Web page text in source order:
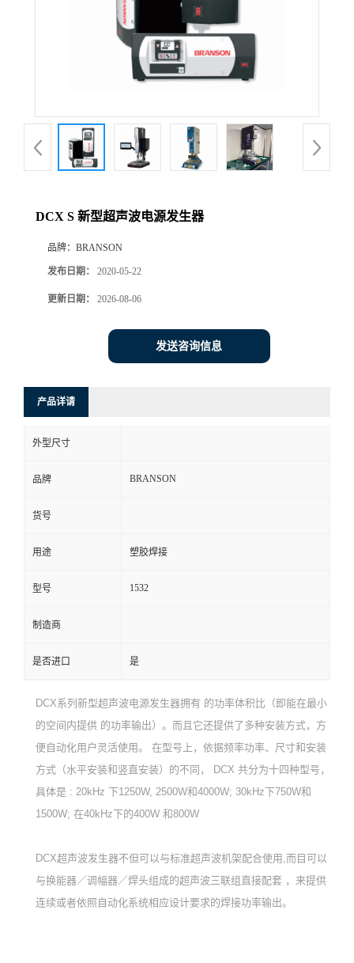
DCX S 新型超声波电源发生器
品牌： BRANSON
发布日期： 2020-05-22
更新日期： 2026-08-06
发送咨询信息
产品详请
外型尺寸
品牌 BRANSON
货号
用途 塑胶焊接
型号 1532
制造商
是否进口 是
DCX系列新型超声波电源发生器拥有 的功率体积比（即能在最小
的空间内提供 的功率输出）。而且它还提供了多种安装方式，方
便自动化用户灵活使用。 在型号上，依据频率功率、尺寸和安装
方式（水平安装和竖直安装）的不同， DCX 共分为十四种型号，
具体是 : 20kHz 下1250W, 2500W和4000W; 30kHz下750W和
1500W; 在40kHz下的400W 和800W
DCX超声波发生器不但可以与标准超声波机架配合使用,而目可以
与换能器／调幅器／焊头组成的超声波三联组直接配套 ，来提供
连续或者依照自动化系统相应设计要求的焊接功率输出。